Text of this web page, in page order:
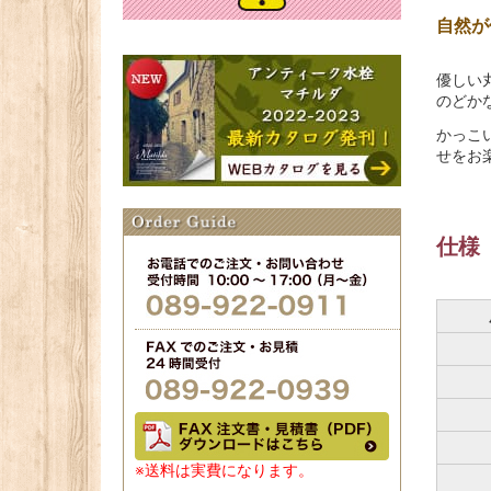
※送料は実費になります。
自然
優しい
のどか
かっこ
せをお
仕様